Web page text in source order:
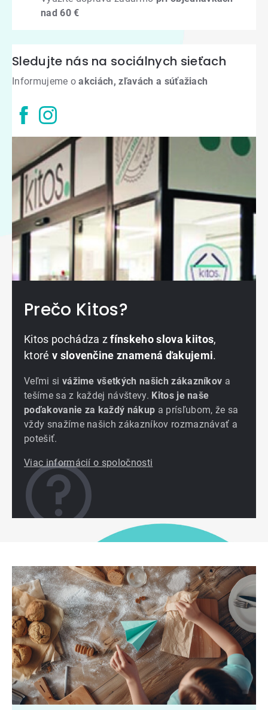
nad 60 €
Sledujte nás na sociálnych sieťach
Informujeme oakciách, zľavách a súťažiach
Prečo Kitos?
Kitos pochádza zfínskeho slova kiitos,
ktoré v slovenčine znamená ďakujemi.
Veľmi si vážime všetkých našich zákazníkov a
tešíme sa z každej návštevy. Kitos je naše
poďakovanie za každý nákup a prísľubom, že sa
vždy snažíme našich zákazníkov rozmaznávať a
potešiť.
Viac informácií o spoločnosti